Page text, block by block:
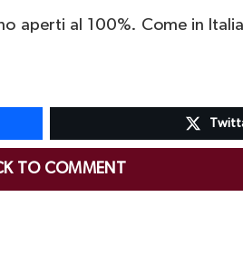
aperti al 100%. Come in
TO COMMENT